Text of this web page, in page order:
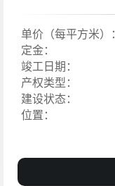
单价（每平方米）：
定金：
竣工日期：
产权类型：
建设状态：
位置：